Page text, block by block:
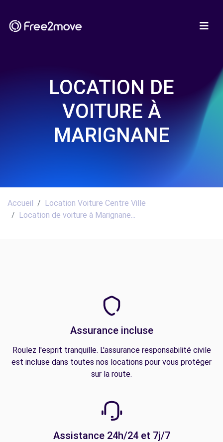
LOCATION DE
VOITURE À
MARIGNANE
Accueil
Location Voiture Centre Ville
Location de voiture à Marignane...
Assurance incluse
Roulez l'esprit tranquille. L'assurance responsabilité civile
est incluse dans toutes nos locations pour vous protéger
sur la route.
Assistance 24h/24 et 7j/7